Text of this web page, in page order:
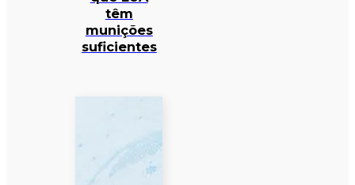
têm
munições
suficientes